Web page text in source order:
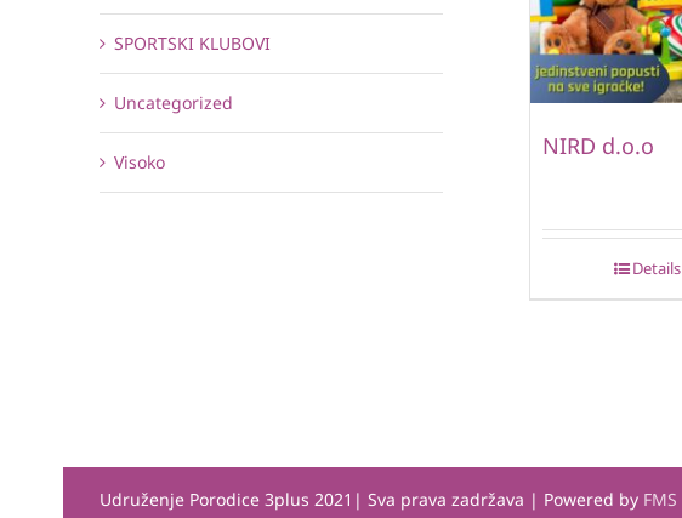
NIRD d.o.o
Details
SPORTSKI KLUBOVI
Uncategorized
Visoko
Udruženje Porodice 3plus 2021| Sva prava zadržava | Powered by FMS